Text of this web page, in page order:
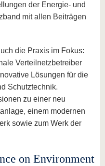
der Energie- und
mit allen Beiträgen
die Praxis im Fokus:
Verteilnetzbetreiber
Lösungen für die
Schutztechnik.
zu einer neu
einem modernen
sowie zum Werk der
on Environment